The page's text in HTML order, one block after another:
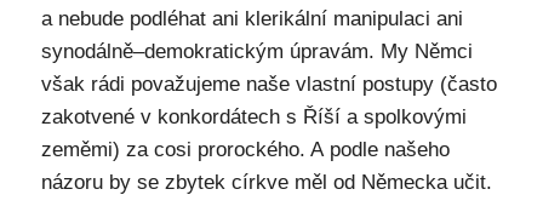
a nebude podléhat ani klerikální manipulaci ani
synodálně–demokratickým úpravám. My Němci
však rádi považujeme naše vlastní postupy (často
zakotvené v konkordátech s Říší a spolkovými
zeměmi) za cosi prorockého. A podle našeho
názoru by se zbytek církve měl od Německa učit.